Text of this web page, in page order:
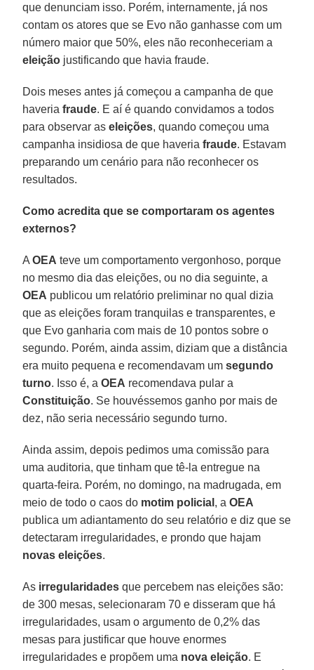
que denunciam isso. Porém, internamente, já nos
contam os atores que se Evo não ganhasse com um
número maior que 50%, eles não reconheceriam a
eleição justificando que havia fraude.
Dois meses antes já começou a campanha de que
haveriafraude. E aí é quando convidamos a todos
para observar aseleições, quando começou uma
campanha insidiosa de que haveriafraude. Estavam
preparando um cenário para não reconhecer os
resultados.
Como acredita que se comportaram os agentes
externos?
AOEA teve um comportamento vergonhoso, porque
no mesmo dia das eleições, ou no dia seguinte, a
OEA publicou um relatório preliminar no qual dizia
que as eleições foram tranquilas e transparentes, e
que Evo ganharia com mais de 10 pontos sobre o
segundo. Porém, ainda assim, diziam que a distância
era muito pequena e recomendavam umsegundo
turno. Isso é, aOEA recomendava pular a
Constituição. Se houvéssemos ganho por mais de
dez, não seria necessário segundo turno.
Ainda assim, depois pedimos uma comissão para
uma auditoria, que tinham que tê-la entregue na
quarta-feira. Porém, no domingo, na madrugada, em
meio de todo o caos do motim policial , aOEA
publica um adiantamento do seu relatório e diz que se
detectaram irregularidades, e prondo que hajam
novas eleições.
As irregularidades que percebem nas eleições são:
de 300 mesas, selecionaram 70 e disseram que há
irregularidades, usam o argumento de 0,2% das
mesas para justificar que houve enormes
irregularidades e propõem uma nova eleição. E